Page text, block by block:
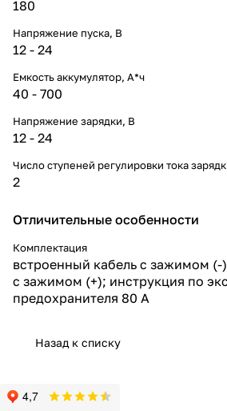
180
Напряжение пуска, В
12 - 24
Емкость аккумулятор, А*ч
40 - 700
Напряжение зарядки, В
12 - 24
Число ступеней регулировки тока
2
Отличительные особенности
Комплектация
встроенный кабель с зажимом
с зажимом (+); инструкция по
предохранителя 80 А
Назад к списку